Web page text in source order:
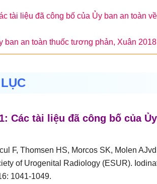
tài liệu đã công bố của Ủy ban an toàn
ban an toàn thuốc tương phản, Xuân 2018
Các tài liệu đã công bố của
F, Thomsen HS, Morcos SK, Molen
of Urogenital Radiology (ESUR).
1041-1049.